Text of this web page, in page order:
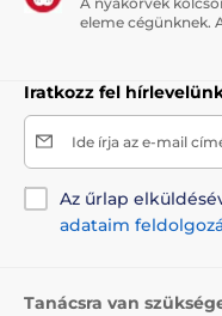
eleme cégünknek.
Iratkozz fel
Ide írja az e-mail
Az űrlap
adataim
Tanácsra van